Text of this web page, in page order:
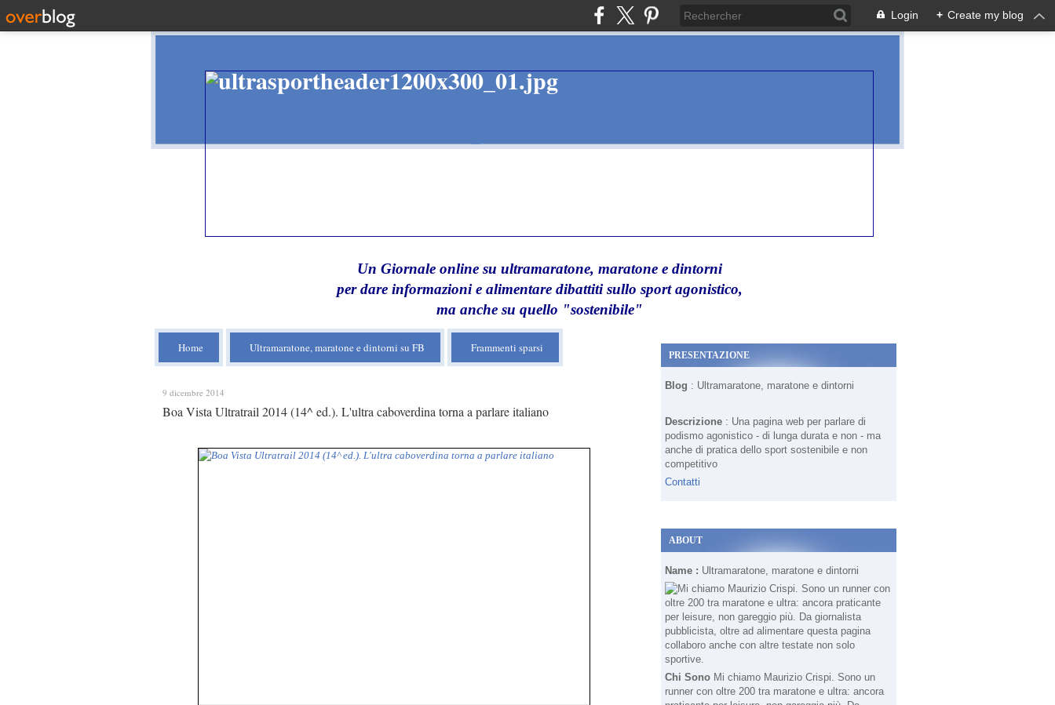
Login + Create my blog
Un Giornale online su ultramaratone, maratone e dintorni
per dare informazioni e alimentare dibattiti sullo sport agonistico,
ma anche su quello "sostenibile"
Home Ultramaratone, maratone e dintorni su FB Frammenti sparsi
9 dicembre 2014
Boa Vista Ultratrail 2014 (14^ ed.). L'ultra caboverdina torna a parlare italiano
PRESENTAZIONE
Blog : Ultramaratone, maratone e dintorni
Descrizione : Una pagina web per parlare di
podismo agonistico - di lunga durata e non - ma
anche di pratica dello sport sostenibile e non
competitivo
Contatti
ABOUT
Name : Ultramaratone, maratone e dintorni
Chi Sono Mi chiamo Maurizio Crispi. Sono un
runner con oltre 200 tra maratone e ultra: ancora